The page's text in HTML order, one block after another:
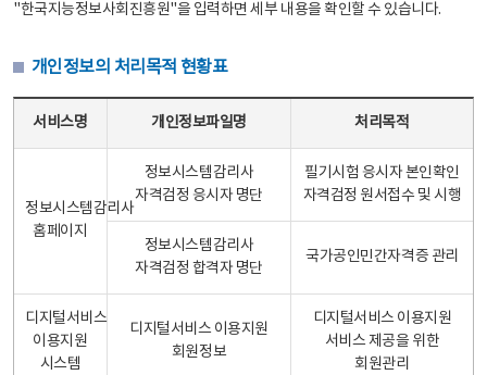
"한국지능정보사회진흥원"을 입력하면 세부 내용을 확인할 수 있습니다.
개인정보의 처리목적 현황표
서비스명 개인정보파일명 처리목적
정보시스템감리사
홈페이지
정보시스템감리사
자격검정 응시자 명단
필기시험 응시자 본인확인
자격검정 원서접수 및 시행
정보시스템감리사
자격검정 합격자 명단
국가공인민간자격증 관리
디지털서비스
이용지원
시스템
디지털서비스 이용지원
회원정보
디지털서비스 이용지원
서비스 제공을 위한
회원관리